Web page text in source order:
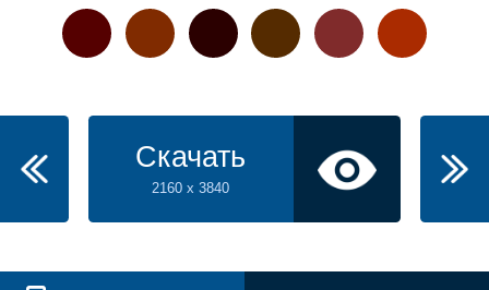
Скачать
2160 x 3840